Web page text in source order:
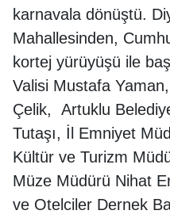
karnavala dönüştü.
Mahallesinden,
kortej yürüyüşü ile
Valisi Mustafa
Çelik, Artuklu
Tutaşı, İl Emniyet
Kültür ve Turizm
Müze Müdürü Nihat
ve Otelciler Dernek